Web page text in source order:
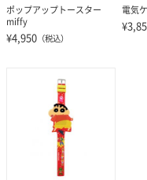
ポップアップトースター
miffy
¥4,950 （税込）
電気